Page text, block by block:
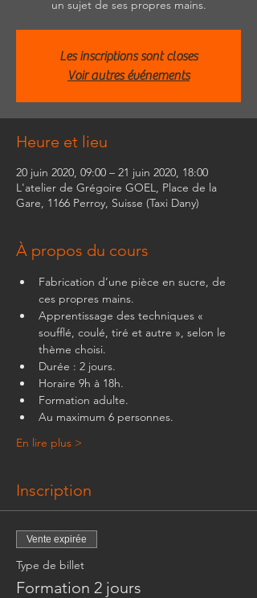
un sujet de ses propres mains.
Les inscriptions sont closes
Voir autres événements
Heure et lieu
20 juin 2020, 09:00 – 21 juin 2020, 18:00
L'atelier de Grégoire GOEL, Place de la
Gare, 1166 Perroy, Suisse (Taxi Dany)
À propos du cours
Fabrication d’une pièce en sucre, de
ces propres mains.
Apprentissage des techniques «
soufflé, coulé, tiré et autre », selon le
thème choisi.
Durée : 2 jours.
Horaire 9h à 18h.
Formation adulte.
Au maximum 6 personnes.
En lire plus >
Inscription
Vente expirée
Type de billet
Formation 2 jours